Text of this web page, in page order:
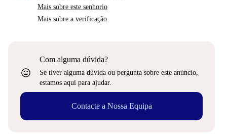
Mais sobre este senhorio
Mais sobre a verificação
sentiment_very_satisfied
Com alguma dúvida?
Se tiver alguma dúvida ou pergunta sobre este anúncio,
estamos aqui para ajudar.
Contacte a Nossa Equipa